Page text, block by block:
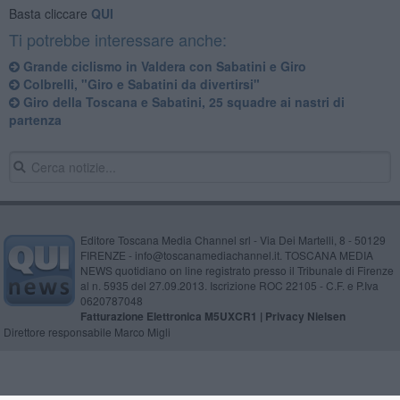
Basta cliccare QUI
Ti potrebbe interessare anche:
Grande ciclismo in Valdera con Sabatini e Giro
Colbrelli, "Giro e Sabatini da divertirsi"
Giro della Toscana e Sabatini, 25 squadre ai nastri di
partenza
Editore Toscana Media Channel srl - Via Dei Martelli, 8 - 50129
FIRENZE - info@toscanamediachannel.it. TOSCANA MEDIA
NEWS quotidiano on line registrato presso il Tribunale di Firenze
al n. 5935 del 27.09.2013. Iscrizione ROC 22105 - C.F. e P.Iva
0620787048
Fatturazione Elettronica M5UXCR1 | Privacy Nielsen
Direttore responsabile Marco Migli